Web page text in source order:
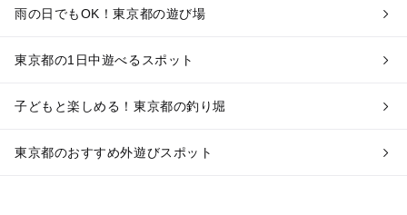
雨の日でもOK！東京都の遊び場
東京都の1日中遊べるスポット
子どもと楽しめる！東京都の釣り堀
東京都のおすすめ外遊びスポット